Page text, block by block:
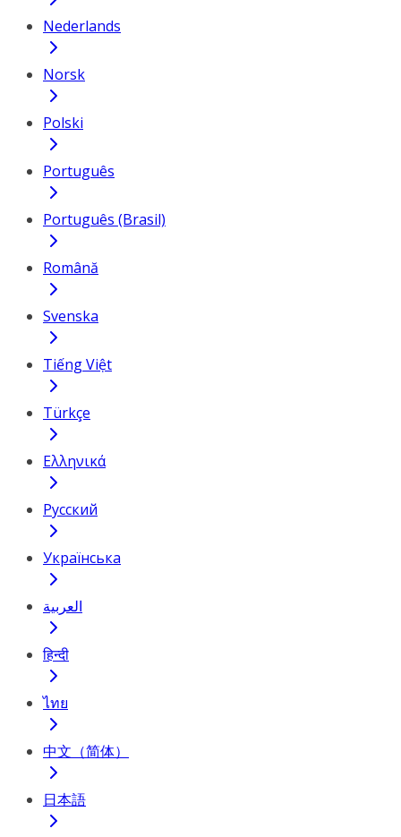
Nederlands
Norsk
Polski
Português
Português (Brasil)
Română
Svenska
Tiếng Việt
Türkçe
Ελληνικά
Русский
Українська
العربية
हिन्दी
ไทย
中文（简体）
日本語